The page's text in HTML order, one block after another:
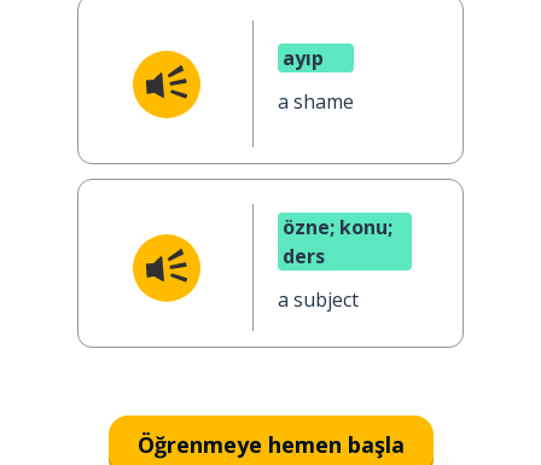
ayıp
a shame
özne; konu;
ders
a subject
Öğrenmeye hemen başla